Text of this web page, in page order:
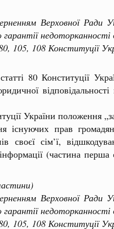
Верховної Ради
105, 108 Конституції
80 Конституції
України положення
існуючих прав
своєї сім’ї,
(частина перша
Верховної Ради
105, 108 Конституції